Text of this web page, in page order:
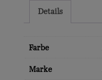
Details
Farbe
Marke